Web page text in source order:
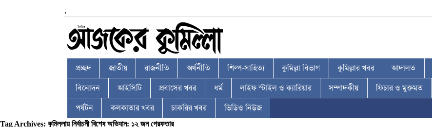
,
প্রচ্ছদ জাতীয় রাজনীতি অর্থনীতি শিল্প-সাহিত্য কুমিল্লা বিভাগ কুমিল্লার খবর আদালত
বিনোদন আইসিটি প্রবাসের খবর ধর্ম লাইফ স্টাইল ও ক্যারিয়ার সম্পাদকীয় ফিচার ও মুক্তমত
পর্যটন কলকাতার খবর চাকরির খবর ভিডিও নিউজ
Tag Archives: কুমিল্লায় নির্বাচনী বিশেষ অভিযান: ১২ জন গ্রেফতার